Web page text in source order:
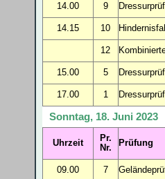
14.00 9
14.15 10
12
15.00 5
17.00 1
Sonntag, 18. Juni 2023
Uhrzeit
Pr.
Nr.
Prüfung
09.00 7